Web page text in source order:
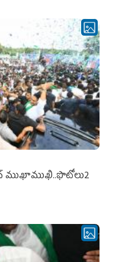
ముఖాముఖి..ఫొటోలు2